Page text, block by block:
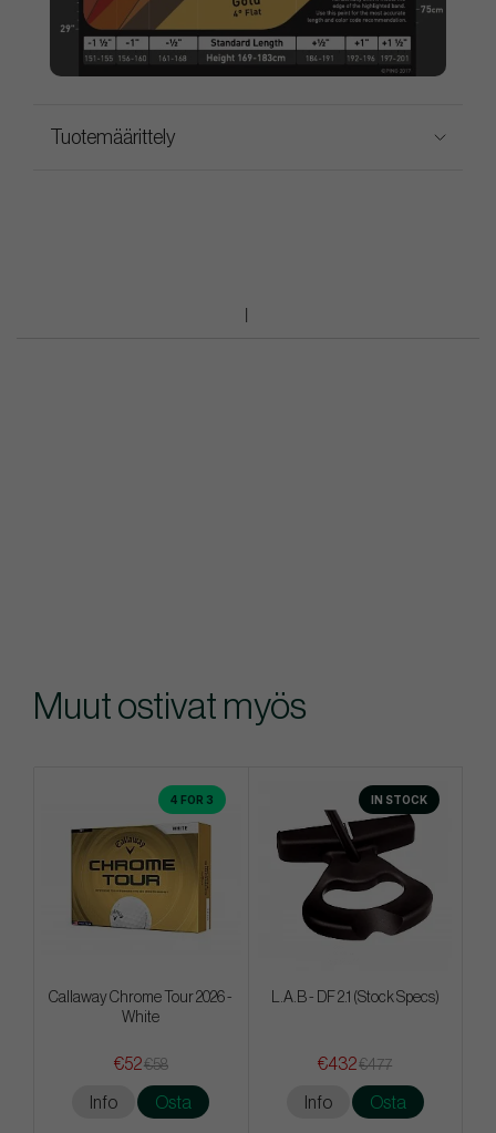
Tuotemäärittely
Muut ostivat myös
4 FOR 3
Callaway Chrome Tour 2026 -
White
€52€58
Info Osta
IN STOCK
L.A.B - DF 2.1 (Stock Specs)
€432€477
Info Osta